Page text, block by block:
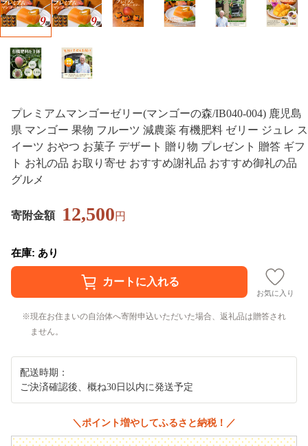
プレミアムマンゴーゼリー(マンゴーの森/IB040-004) 鹿児島
県 マンゴー 果物 フルーツ 減農薬 有機肥料 ゼリー ジュレ ス
イーツ おやつ お菓子 デザート 贈り物 プレゼント 贈答 ギフ
ト お礼の品 お取り寄せ おすすめ謝礼品 おすすめ御礼の品
グルメ
寄附金額 12,500円
在庫: あり
お気に入り
現在お住まいの自治体へ寄附申込いただいた場合、返礼品は贈答され
ません。
配送時期：
ご決済確認後、概ね30日以内に発送予定
＼ポイント増やしてふるさと納税！／